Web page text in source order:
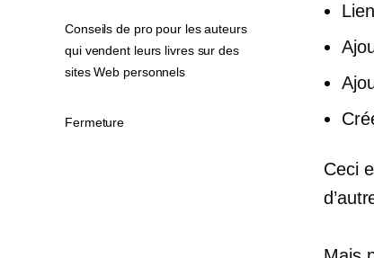
Ceci
Conseils de pro pour les auteurs
qui vendent leurs livres sur des
sites Web personnels
Fermeture